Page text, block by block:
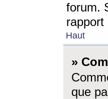
forum.
rapport
Haut
»
que